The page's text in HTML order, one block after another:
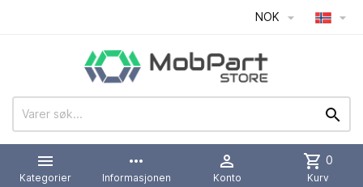
NOK  


Kategorier
more_horiz
Informasjonen

Konto
shopping_cart 0
Kurv